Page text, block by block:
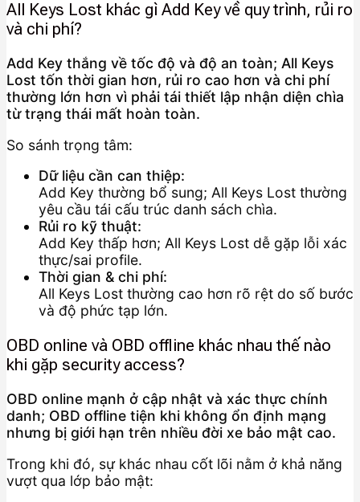
All Keys Lost khác gì Add Key về quy trình, rủi ro
và chi phí?
Add Key thắng về tốc độ và độ an toàn; All Keys
Lost tốn thời gian hơn, rủi ro cao hơn và chi phí
thường lớn hơn vì phải tái thiết lập nhận diện chìa
từ trạng thái mất hoàn toàn.
So sánh trọng tâm:
Dữ liệu cần can thiệp:
Add Key thường bổ sung; All Keys Lost thường
yêu cầu tái cấu trúc danh sách chìa.
Rủi ro kỹ thuật:
Add Key thấp hơn; All Keys Lost dễ gặp lỗi xác
thực/sai profile.
Thời gian & chi phí:
All Keys Lost thường cao hơn rõ rệt do số bước
và độ phức tạp lớn.
OBD online và OBD offline khác nhau thế nào
khi gặp security access?
OBD online mạnh ở cập nhật và xác thực chính
danh; OBD offline tiện khi không ổn định mạng
nhưng bị giới hạn trên nhiều đời xe bảo mật cao.
Trong khi đó, sự khác nhau cốt lõi nằm ở khả năng
vượt qua lớp bảo mật: